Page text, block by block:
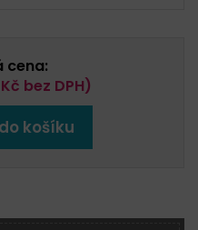
cena:
Kč bez DPH)
košíku